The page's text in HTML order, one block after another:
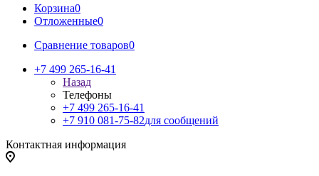
Корзина0
Отложенные0
Сравнение товаров0
+7 499 265-16-41
Назад
Телефоны
+7 499 265-16-41
+7 910 081-75-82для сообщений
Контактная информация